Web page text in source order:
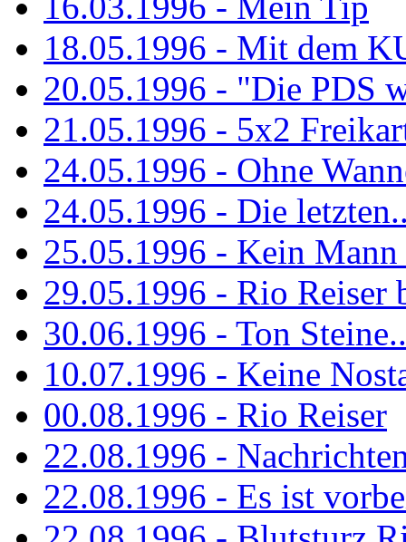
18.05.1996 - Mit dem
20.05.1996 - "Die PDS
21.05.1996 - 5x2
24.05.1996 - Ohne
24.05.1996 - Die
25.05.1996 - Kein
29.05.1996 - Rio Reiser
30.06.1996 - Ton
10.07.1996 - Keine
00.08.1996 - Rio Reiser
22.08.1996 -
22.08.1996 - Es ist